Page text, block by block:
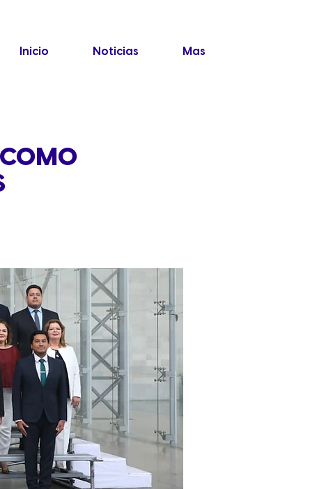
Inicio Noticias Mas